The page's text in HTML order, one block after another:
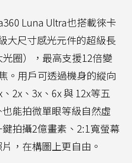
Luna Ultra也搭載徠卡
大尺寸感光元件的超級長
圈），最高支援12倍變
。用戶可透過機身的縱向
2x、3x、6x 與 12x等五
能拍微單眼等級自然虛
拍攝2億畫素、2:1寬螢幕
，在構圖上更自由。